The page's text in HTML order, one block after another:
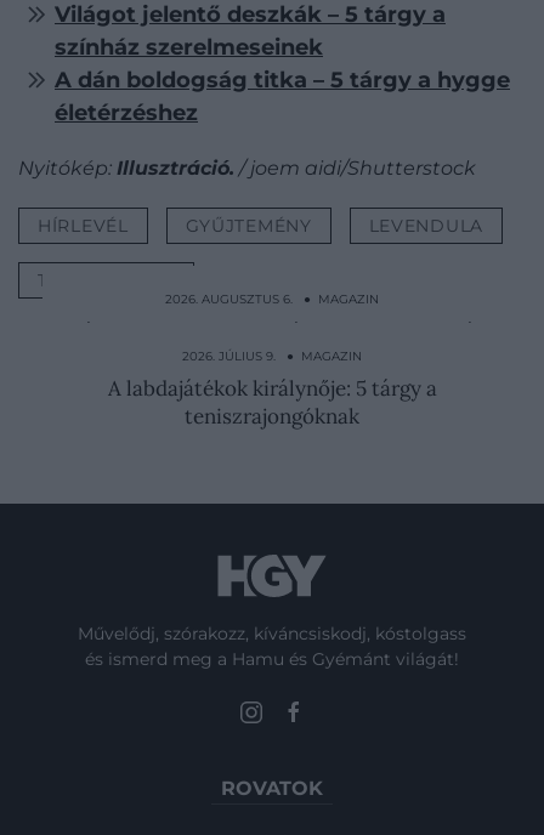
Világot jelentő deszkák – 5 tárgy a
színház szerelmeseinek
A dán boldogság titka – 5 tárgy a hygge
életérzéshez
Nyitókép: Illusztráció. / joem aidi/Shutterstock
HÍRLEVÉL GYŰJTEMÉNY LEVENDULA
TÁRGYAJÁNLÓ
2026. AUGUSZTUS 6. ● MAGAZIN
Rázva, nem keverve: 5 tárgy, ami stílusossá
varázsolja az…
2026. JÚLIUS 9. ● MAGAZIN
A labdajátékok királynője: 5 tárgy a
teniszrajongóknak
Művelődj, szórakozz, kíváncsiskodj, kóstolgass
és ismerd meg a Hamu és Gyémánt világát!
ROVATOK